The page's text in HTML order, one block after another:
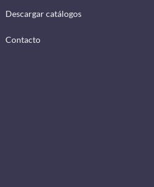
Descargar catálogos
Contacto